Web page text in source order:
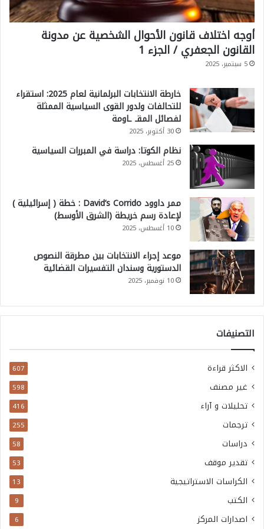
أوجه اختلاف قانون الأحوال الشخصية عن مدونة
القانون الجعفري / الجزء 1
5 سبتمبر، 2025
خارطة الانتخابات البرلمانية لعام 2025: استقراء
للتحالفات ولدور القوى السياسية الممثلة
لفصائل المقـ ـاومة
30 أكتوبر، 2025
نظام الكوتا: دراسة في المبررات السياسية
25 أغسطس، 2025
ممر داوود David’s Corrido : خطة ( إسرائيلية )
لإعادة رسم خريطة (الشرق الأوسط)
10 أغسطس، 2025
موعد إجراء الانتخابات بين مطرقة النصوص
الدستورية وسندان التفسيرات القضائية
10 نوفمبر، 2025
التصنيفات
الاكثر قراءة 607
غير مصنف 598
تحليلات و آراء 416
ترجمات 255
دراسات 58
تقدير موقف 53
الكراسات الاستراتيجية 13
الكتب 9
اصدارات المركز 6